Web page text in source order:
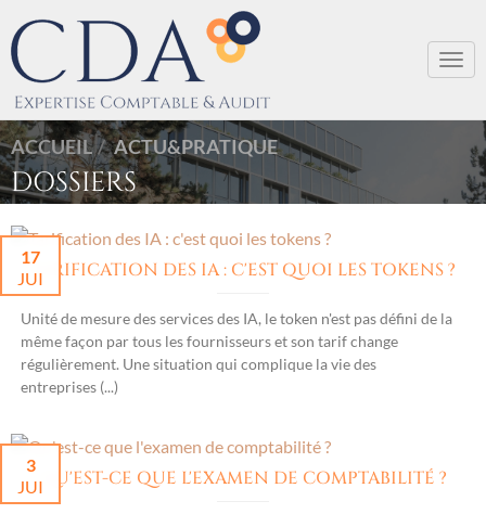
ACCUEIL ACTU&PRATIQUE
DOSSIERS
TARIFICATION DES IA : C'EST QUOI LES TOKENS ?
17
JUI
Unité de mesure des services des IA, le token n'est pas défini de la
même façon par tous les fournisseurs et son tarif change
régulièrement. Une situation qui complique la vie des
entreprises (...)
QU'EST-CE QUE L'EXAMEN DE COMPTABILITÉ ?
3
JUI